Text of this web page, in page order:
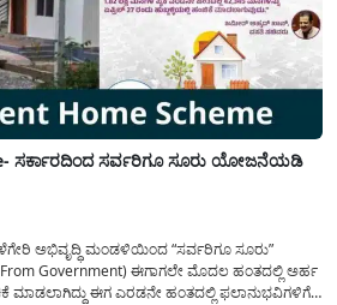
ಸರ್ಕಾರದಿಂದ ಸರ್ವರಿಗೂ ಸೂರು ಯೋಜನೆಯಡಿ
ಅಭಿವೃದ್ಧಿ ಮಂಡಳಿಯಿಂದ “ಸರ್ವರಿಗೂ ಸೂರು”
Government) ಈಗಾಗಲೇ ಮೊದಲ ಹಂತದಲ್ಲಿ ಅರ್ಹ
ಈಗ ಎರಡನೇ ಹಂತದಲ್ಲಿ ಫಲಾನುಭವಿಗಳಿಗೆ